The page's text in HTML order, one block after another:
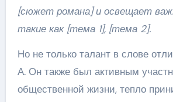
[сюжет романа] и освещает
такие как [тема 1], [тема 2].
Но не только талант в слове
А. Он также был активным
общественной жизни, тепло